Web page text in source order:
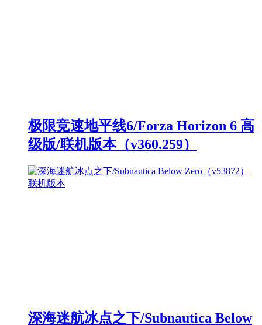
极限竞速地平线6/Forza Horizon 6 高
级版/联机版本（v360.259）
深海迷航冰点之下/Subnautica Below